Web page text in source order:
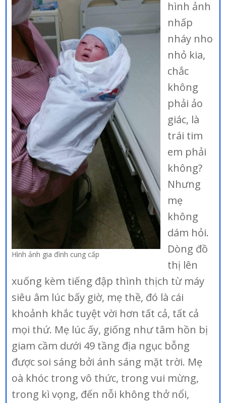
Hình ảnh gia đình cung cấp
hình ảnh
nhấp
nháy nho
nhỏ kia,
chắc
không
phải ảo
giác, là
trái tim
em phải
không?
Nhưng
mẹ
không
dám hỏi.
Dòng đồ
thị lên
xuống kèm tiếng đập thình thịch từ máy
siêu âm lúc bấy giờ, mẹ thề, đó là cái
khoảnh khắc tuyệt vời hơn tất cả, tất cả
mọi thứ. Mẹ lúc ấy, giống như tâm hồn bị
giam cầm dưới 49 tầng địa ngục bỗng
được soi sáng bởi ánh sáng mặt trời. Mẹ
oà khóc trong vô thức, trong vui mừng,
trong kì vọng, đến nỗi không thở nổi,